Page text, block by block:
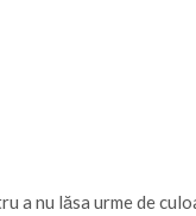
a nu lăsa urme de